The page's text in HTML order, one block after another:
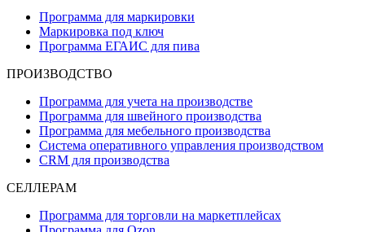
Программа для маркировки
Маркировка под ключ
Программа ЕГАИС для пива
ПРОИЗВОДСТВО
Программа для учета на производстве
Программа для швейного производства
Программа для мебельного производства
Система оперативного управления производством
CRM для производства
СЕЛЛЕРАМ
Программа для торговли на маркетплейсах